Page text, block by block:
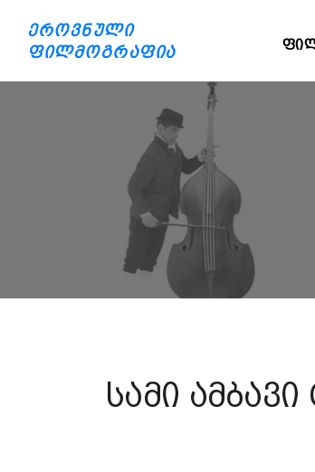
ეროვნული
ფილმოგრაფია
სამი